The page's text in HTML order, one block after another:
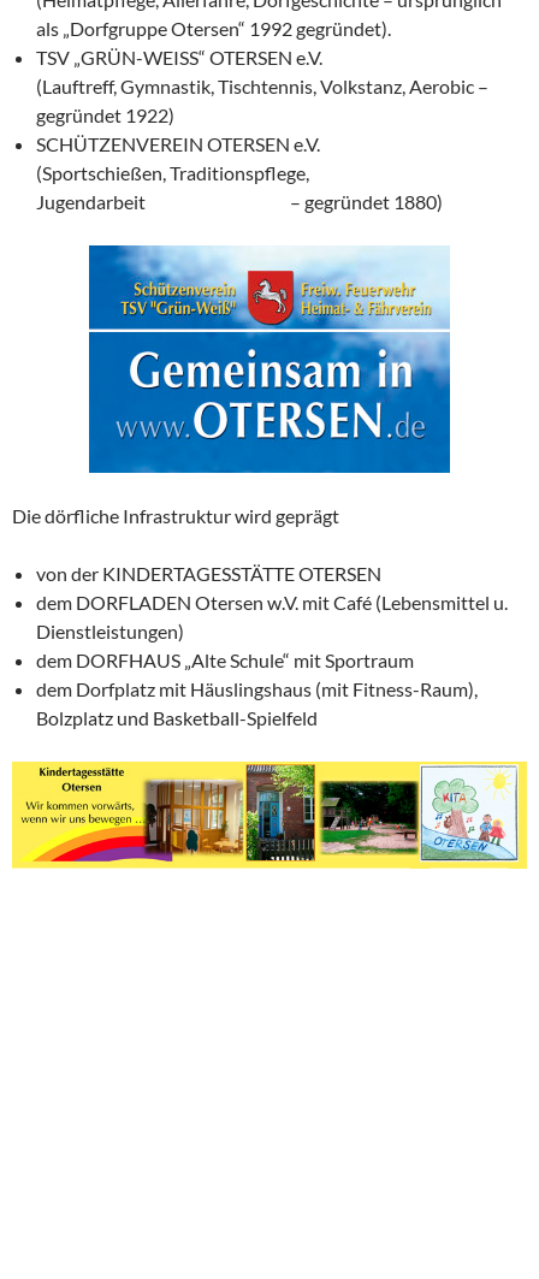
als „Dorfgruppe Otersen“ 1992 gegründet).
TSV „GRÜN-WEISS“ OTERSEN e.V.
(Lauftreff, Gymnastik, Tischtennis, Volkstanz, Aerobic –
gegründet 1922)
SCHÜTZENVEREIN OTERSEN e.V.
(Sportschießen, Traditionspflege,
Jugendarbeit – gegründet 1880)
Die dörfliche Infrastruktur wird geprägt
von der KINDERTAGESSTÄTTE OTERSEN
dem DORFLADEN Otersen w.V. mit Café (Lebensmittel u.
Dienstleistungen)
dem DORFHAUS „Alte Schule“ mit Sportraum
dem Dorfplatz mit Häuslingshaus (mit Fitness-Raum),
Bolzplatz und Basketball-Spielfeld